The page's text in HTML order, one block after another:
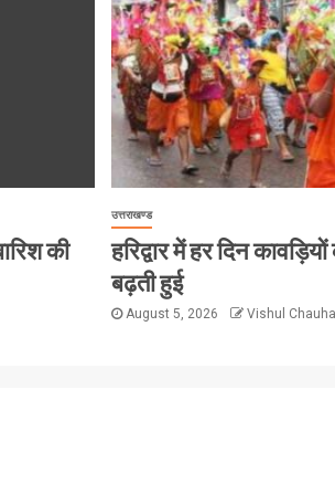
की
उत्तराखण्ड
हरिद्वार में हर दिन
बढ़ती हुई
August 5, 2026 Vishul